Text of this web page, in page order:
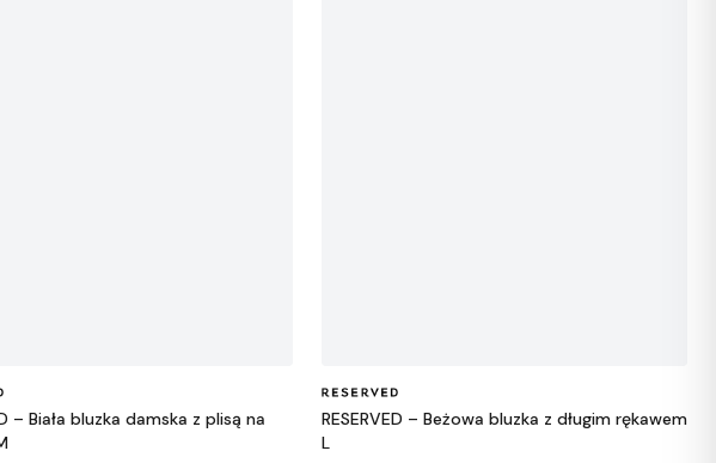
– Biała bluzka damska z plisą na
RESERVED – Beżowa bluzka z długim rękawem
L